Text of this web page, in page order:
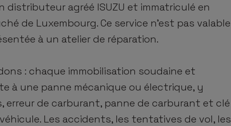
distributeur agréé ISUZU et immatriculé en
de Luxembourg. Ce service n’est pas valable
à un atelier de réparation.
: chaque immobilisation soudaine et
à une panne mécanique ou électrique, y
erreur de carburant, panne de carburant et clé
Les accidents, les tentatives de vol, les